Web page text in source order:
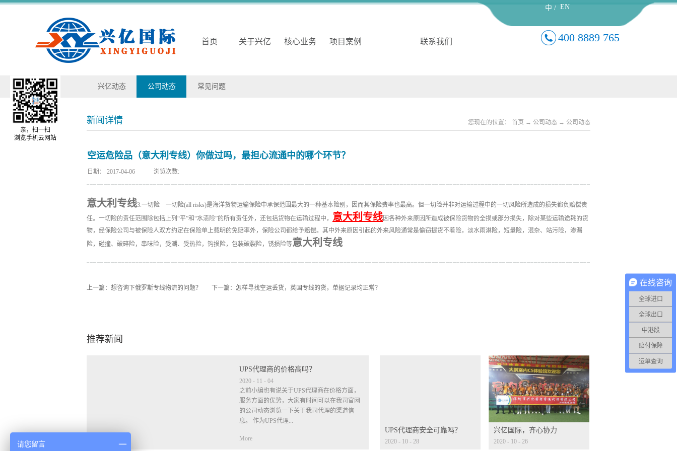
400 8889 765
中 / EN
首页 关于兴亿 核心业务 项目案例 联系我们
兴亿动态 公司动态 常见问题
新闻详情 您现在的位置： 首页 → 公司动态 → 公司动态
空运危险品（意大利专线）你做过吗，最担心流通中的哪个环节？
日期： 2017-04-06 浏览次数:
意大利专线3.一切险 一切险(all risks)是海洋货物运输保险中承保范围最大的一种基本险别，因而其保险费率也最高。但一切险并非对运输过程中的一切风险所造成的损失都负赔偿责
任。一切险的责任范围除包括上列“平”和“水渍险”的所有责任外，还包括货物在运输过程中， 意大利专线因各种外来原因所造成被保险货物的全损或部分损失，除对某些运输途耗的货
物，经保险公司与被保险人双方约定在保险单上载明的免赔率外，保险公司都给予赔偿。其中外来原因引起的外来风险通常是偷窃提货不着险，淡水雨淋险，短量险，混杂、站污险，渗漏
险，碰撞、破碎险，串味险，受潮、受热险，钩损险，包装破裂险，锈损险等意大利专线
上一篇： 想咨询下俄罗斯专线物流的问题？ 下一篇： 怎样寻找空运丢货，英国专线的货，单据记录均正常？
推荐新闻
UPS代理商的价格高吗？
2020 - 11 - 04
之前小编也有说关于UPS代理商在价格方面，
服务方面的优势，大家有时间可以在我司官网
的公司动态浏览一下关于我司代理的渠道信
息。 作为UPS代理...
More
UPS代理商安全可靠吗？
2020 - 10 - 28
兴亿国际，齐心协力
2020 - 10 - 26
亲，扫一扫
浏览手机云网站
在线咨询
全球进口
全球出口
中港段
赔付保障
运单查询
请您留言